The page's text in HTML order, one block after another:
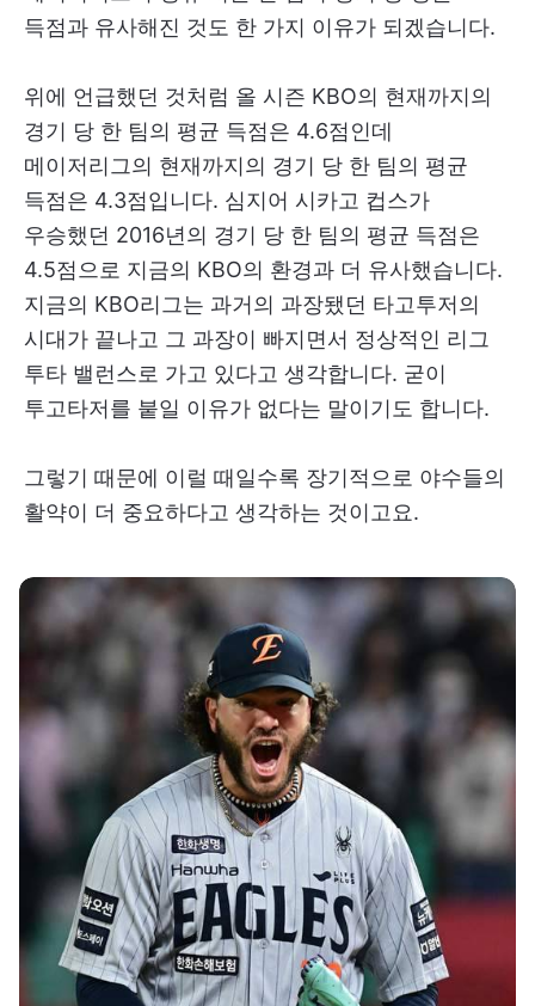
득점과 유사해진 것도 한 가지 이유가 되겠습니다.
위에 언급했던 것처럼 올 시즌 KBO의 현재까지의
경기 당 한 팀의 평균 득점은 4.6점인데
메이저리그의 현재까지의 경기 당 한 팀의 평균
득점은 4.3점입니다. 심지어 시카고 컵스가
우승했던 2016년의 경기 당 한 팀의 평균 득점은
4.5점으로 지금의 KBO의 환경과 더 유사했습니다.
지금의 KBO리그는 과거의 과장됐던 타고투저의
시대가 끝나고 그 과장이 빠지면서 정상적인 리그
투타 밸런스로 가고 있다고 생각합니다. 굳이
투고타저를 붙일 이유가 없다는 말이기도 합니다.
그렇기 때문에 이럴 때일수록 장기적으로 야수들의
활약이 더 중요하다고 생각하는 것이고요.